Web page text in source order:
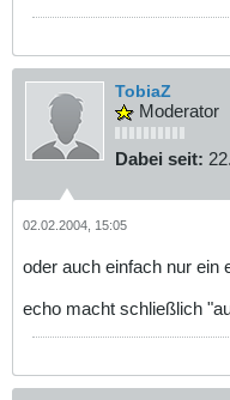
TobiaZ
Moderator
Dabei seit:
02.02.2004, 15:05
oder auch einfach nur ein
echo macht schließlich